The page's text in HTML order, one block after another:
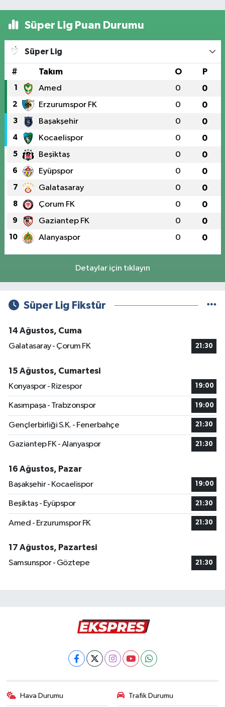
Süper Lig Puan Durumu
Süper Lig
# Takım O P
1 Amed 0 0
2 Erzurumspor FK 0 0
3 Başakşehir 0 0
4 Kocaelispor 0 0
5 Beşiktaş 0 0
6 Eyüpspor 0 0
7 Galatasaray 0 0
8 Çorum FK 0 0
9 Gaziantep FK 0 0
10 Alanyaspor 0 0
Detaylar için tıklayın
Süper Lig Fikstür
14 Ağustos, Cuma
Galatasaray - Çorum FK
21:30
15 Ağustos, Cumartesi
Konyaspor - Rizespor
19:00
Kasımpaşa - Trabzonspor 19:00
Gençlerbirliği S.K. - Fenerbahçe 21:30
Gaziantep FK - Alanyaspor 21:30
16 Ağustos, Pazar
Başakşehir - Kocaelispor
19:00
Beşiktaş - Eyüpspor 21:30
Amed - Erzurumspor FK 21:30
17 Ağustos, Pazartesi
Samsunspor - Göztepe
21:30
Hava Durumu Trafik Durumu